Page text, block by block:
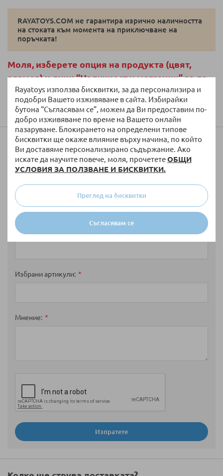
Rayatoys използва бисквитки, за да персонализира и
подобри Вашето изживяване в сайта. Избирайки
бутона “Съгласявам се”, можем да Ви предоставим по-
добро изживяване по време на Вашето онлайн
пазаруване. Блокирането на определени типове
бисквитки ще окаже влияние върху начина, по който
Ви доставяме персонализирано съдържание. Ако
искате да научите повече, моля, прочететеОБЩИ
УСЛОВИЯ ЗА ПОЛЗВАНЕ И БИСКВИТКИ.
Съгласявам се
Преглед на бисквитки
RAYATOYS.COM не гарантира изрично наличността
на стоката към момента на приключване на
поръчката!
Моля, изберете опция на продукта (цвят,
размер) и линк “Наличност и магазини” за да
видите информация за наличност по
магазини.
Мнения и рейтинг
Оставете мнение:
Вашата оценка
1
star
2
stars
3
stars
4
stars
5
stars
Име
Избрани артикули
Мнение
Изпратете